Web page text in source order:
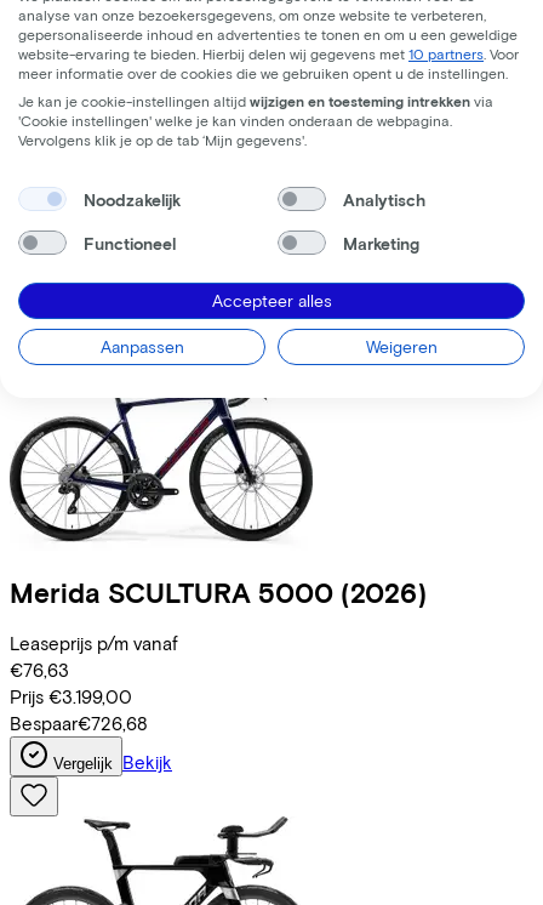
Trek Fuel+ LX 9.8 XT Gen 2 (2026)
Leaseprijs p/m vanaf
€195,63
Prijs €8.699,00
Merida SCULTURA 5000 (2026)
Leaseprijs p/m vanaf
€76,63
Prijs €3.199,00
Bespaar€726,68
Vergelijk Bekijk
analyse van onze bezoekersgegevens, om onze website te verbeteren,
gepersonaliseerde inhoud en advertenties te tonen en om u een geweldige
website-ervaring te bieden. Hierbij delen wij gegevens met 10 partners . Voor
meer informatie over de cookies die we gebruiken opent u de instellingen.
Je kan je cookie-instellingen altijd wijzigen en toesteming intrekken via
'Cookie instellingen' welke je kan vinden onderaan de webpagina.
Vervolgens klik je op de tab ‘Mijn gegevens'.
Noodzakelijk Analytisch
Functioneel Marketing
Accepteer alles
Aanpassen Weigeren